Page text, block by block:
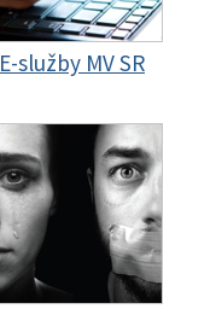
E-služby MV SR